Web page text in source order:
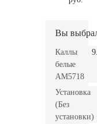
Вы
Каллы
белые
AM5718
Установка
(Без
установки)